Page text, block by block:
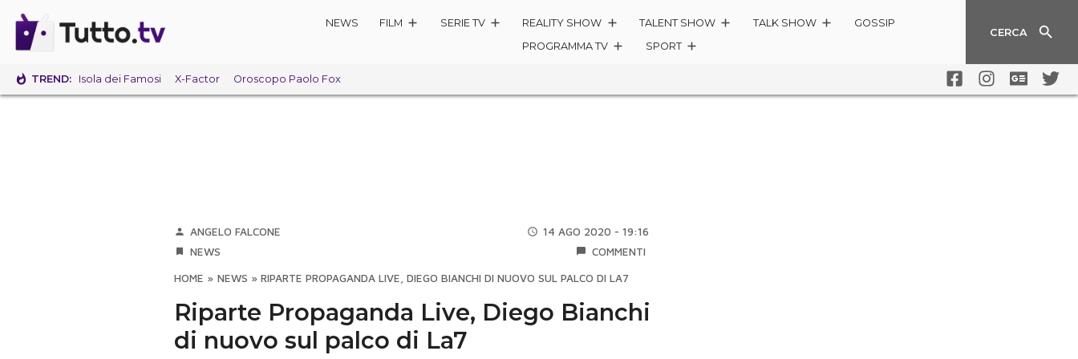
NEWS FILM SERIE TV REALITY SHOW TALENT SHOW TALK SHOW
GOSSIP
PROGRAMMA TV
SPORT
CERCA
TREND: Isola dei Famosi X-Factor Oroscopo Paolo Fox
ANGELO FALCONE
14 AGO 2020 - 19:16
NEWS
COMMENTI
HOME » NEWS » RIPARTE PROPAGANDA LIVE, DIEGO BIANCHI DI NUOVO SUL PALCO DI LA7
Riparte Propaganda Live, Diego Bianchi
di nuovo sul palco di La7